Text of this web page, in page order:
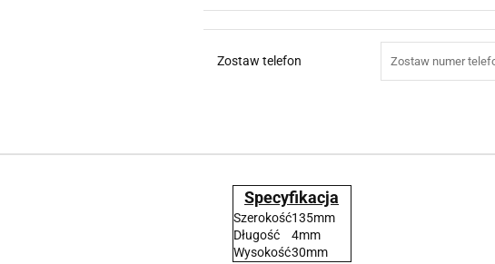
Zostaw telefon
Specyfikacja
Szerokość135mm
Długość
4mm
Wysokość30mm